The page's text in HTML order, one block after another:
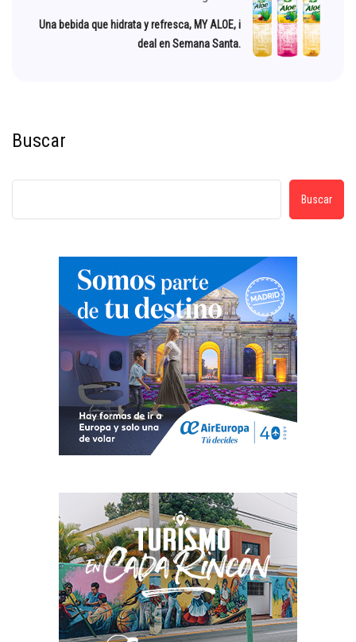
Una bebida que hidrata y refresca, MY ALOE, i
deal en Semana Santa.
Buscar
Buscar